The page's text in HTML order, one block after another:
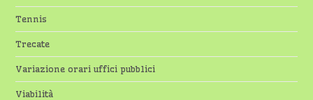
Tennis
Trecate
Variazione orari uffici pubblici
Viabilità